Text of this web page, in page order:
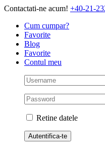
Skip
content
Contactati-ne acum! +40-21-
Cum cumpar?
Favorite
Blog
Favorite
Contul meu
Retine datele